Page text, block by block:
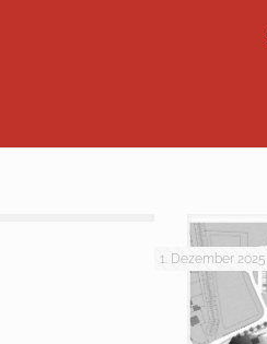
1. Dezember 2025